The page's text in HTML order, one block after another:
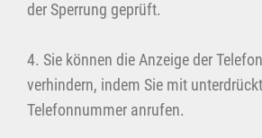
der Sperrung geprüft.
4. Sie können die Anzeige der
verhindern, indem Sie mit
Telefonnummer anrufen.